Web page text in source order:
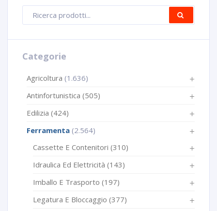
prodotti
Categorie
Agricoltura (1.636)
Antinfortunistica (505)
Edilizia (424)
Ferramenta (2.564)
Cassette E Contenitori (310)
Idraulica Ed Elettricità (143)
Imballo E Trasporto (197)
Legatura E Bloccaggio (377)